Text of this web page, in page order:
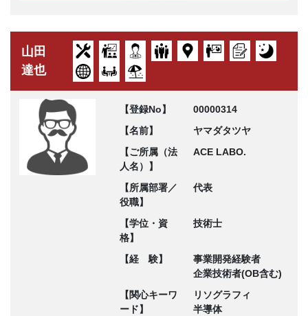
山田
達也
【登録No】
00000314
【名前】
ヤマダタツヤ
【ご所属（法
人名）】
ACE LABO.
【所属部署／
役職】
代表
【学位・資
格】
技術士
【経 験】
事業開発経験者
企業技術者(OB含む)
【関心キーワ
ード】
リソグラフィ
半導体